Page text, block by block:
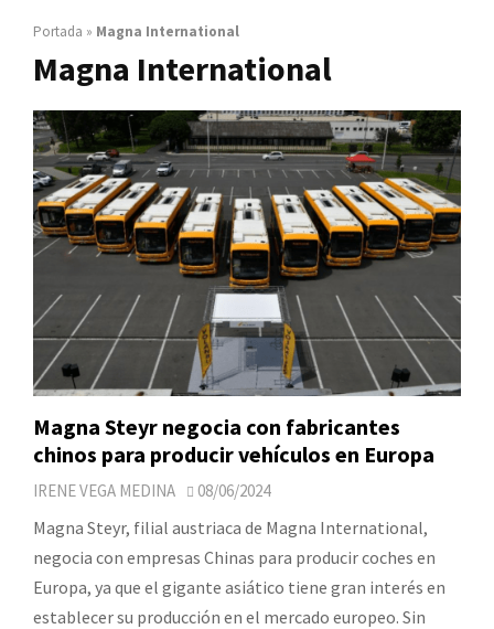
Portada » Magna International
Magna International
Magna Steyr negocia con fabricantes
chinos para producir vehículos en Europa
IRENE VEGA MEDINA 08/06/2024
Magna Steyr, filial austriaca de Magna International,
negocia con empresas Chinas para producir coches en
Europa, ya que el gigante asiático tiene gran interés en
establecer su producción en el mercado europeo. Sin